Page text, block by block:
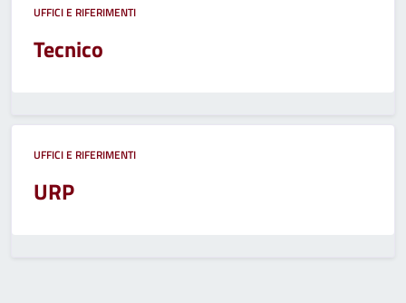
UFFICI E RIFERIMENTI
Tecnico
UFFICI E RIFERIMENTI
URP